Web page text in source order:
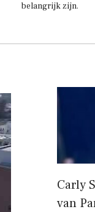
belangrijk zijn.
Carly
van